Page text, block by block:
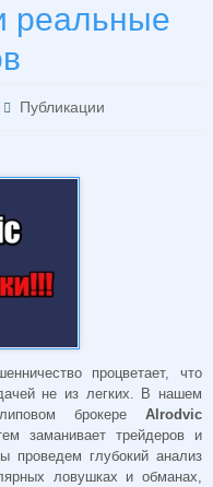
реальные
Публикации
процветает, что
не из легких. В нашем
брокере Alrodvic
заманивает трейдеров и
глубокий анализ
ловушках и обманах,